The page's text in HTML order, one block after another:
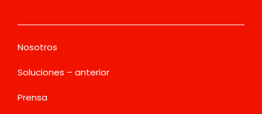
Nosotros
Soluciones – anterior
Prensa